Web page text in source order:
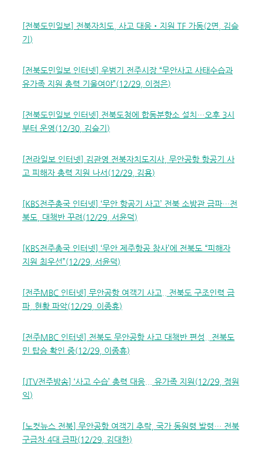
[전북도민일보] 전북자치도 사고 대응 ‧ 지원 TF 가동(2면
김슬
기 )
[전북도민일보 인터넷] 우범기 전주시장 “무안사고 사태수습과
유가족 지원 총력 기울여야”(12/29, 이정은)
[전북도민일보 인터넷] 전북도청에 합동분향소 설치 …오후 3시
부터 운영(12/30, 김슬기 )
[전라일보 인터넷] 김관영 전북자치도지사 무안공항 항공기 사
고 피해자 총력 지원 나서(12/29, 김용)
[KBS전주총국 인터넷] ‘무안 항공기 사고’ 전북 소방관 급파…전
북도
대책반 꾸려(12/29, 서윤덕)
[KBS전주총국 인터넷] ‘무안 제주항공 참사’에 전북도 “피해자
지원 최우선”(12/29, 서윤덕)
[전주MBC 인터넷] 무안공항 여객기 사고
전북도 구조인력 급
파 현황 파악(12/29, 이종휴)
[전주MBC 인터넷] 전북도 무안공항 사고 대책반 편성
전북도
민 탑승 확인 중(12/29, 이종휴)
[JTV전주방송] ‘사고 수습’ 총력 대응 유가족 지원(12/29, 정원
익)
[노컷뉴스 전북] 무안공항 여객기 추락 국가 동원령 발령… 전북
구급차 4대 급파(12/29, 김대한)